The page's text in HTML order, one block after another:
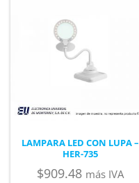
LAMPARA LED CON LUPA –
HER-735
$909.48 más IVA